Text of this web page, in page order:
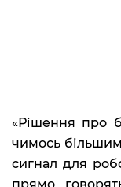
«Рішення про
чимось
сигнал для